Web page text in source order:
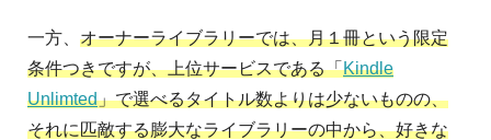
一方、 オーナーライブラリーでは、月１冊という限定
条件つきですが、上位サービスである「Kindle
Unlimted」で選べるタイトル数よりは少ないものの、
それに匹敵する膨大なライブラリーの中から、好きな